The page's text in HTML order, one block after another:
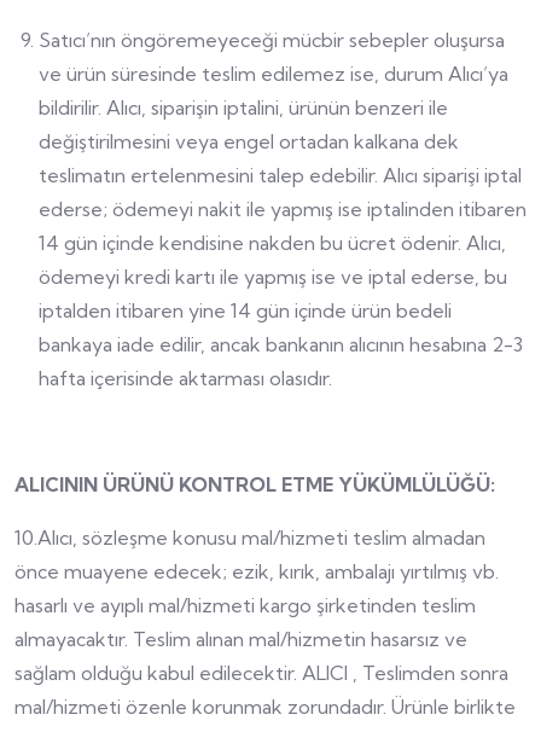
Satıcı’nın öngöremeyeceği mücbir sebepler oluşursa
ve ürün süresinde teslim edilemez ise, durum Alıcı’ya
bildirilir. Alıcı, siparişin iptalini, ürünün benzeri ile
değiştirilmesini veya engel ortadan kalkana dek
teslimatın ertelenmesini talep edebilir. Alıcı siparişi iptal
ederse; ödemeyi nakit ile yapmış ise iptalinden itibaren
14 gün içinde kendisine nakden bu ücret ödenir. Alıcı,
ödemeyi kredi kartı ile yapmış ise ve iptal ederse, bu
iptalden itibaren yine 14 gün içinde ürün bedeli
bankaya iade edilir, ancak bankanın alıcının hesabına 2-3
hafta içerisinde aktarması olasıdır.
ALICININ ÜRÜNÜ KONTROL ETME YÜKÜMLÜLÜĞÜ:
10.Alıcı, sözleşme konusu mal/hizmeti teslim almadan
önce muayene edecek; ezik, kırık, ambalajı yırtılmış vb.
hasarlı ve ayıplı mal/hizmeti kargo şirketinden teslim
almayacaktır. Teslim alınan mal/hizmetin hasarsız ve
sağlam olduğu kabul edilecektir. ALICI , Teslimden sonra
mal/hizmeti özenle korunmak zorundadır. Ürünle birlikte